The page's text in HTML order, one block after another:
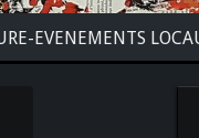
EVENEMENTS